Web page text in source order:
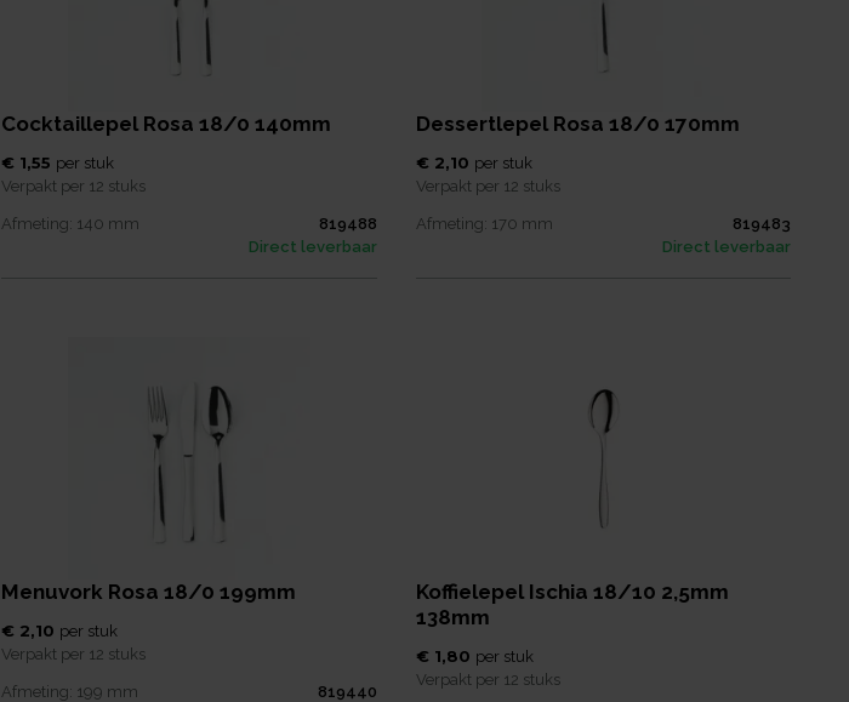
Cocktaillepel Rosa 18/0 140mm
€ 1,55 per stuk
Verpakt per 12 stuks
Afmeting: 140 mm
819488
Direct leverbaar
Dessertlepel Rosa 18/0 170mm
€ 2,10 per stuk
Verpakt per 12 stuks
Afmeting: 170 mm
819483
Direct leverbaar
Menuvork Rosa 18/0 199mm
€ 2,10 per stuk
Verpakt per 12 stuks
Afmeting: 199 mm
819440
Koffielepel Ischia 18/10 2,5mm
138mm
€ 1,80 per stuk
Verpakt per 12 stuks